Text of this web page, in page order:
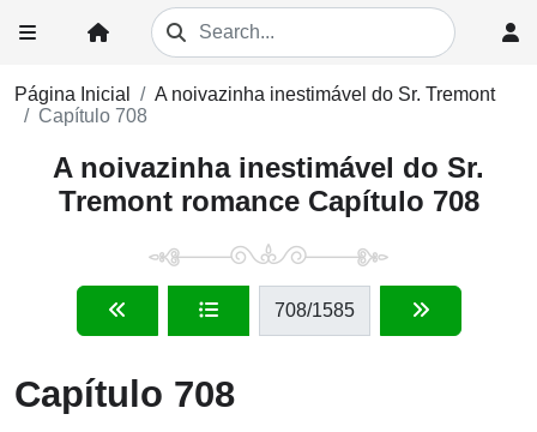
Página Inicial
A noivazinha inestimável do Sr. Tremont
Capítulo 708
A noivazinha inestimável do Sr.
Tremont romance Capítulo 708
708/1585
Capítulo 708